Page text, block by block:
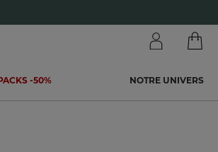
-50% NOTRE UNIVERS